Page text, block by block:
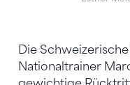
Die
Nationaltrainer